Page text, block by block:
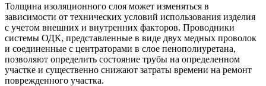
Толщина изоляционного слоя может изменяться в
зависимости от технических условий использования изделия
с учетом внешних и внутренних факторов. Проводники
системы ОДК, представленные в виде двух медных проволок
и соединенные с центраторами в слое пенополиуретана,
позволяют определить состояние трубы на определенном
участке и существенно снижают затраты времени на ремонт
поврежденного участка.